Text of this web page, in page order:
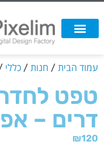
עמוד הבית / חנות / כללי
טפט לחדר
דרים –
₪120